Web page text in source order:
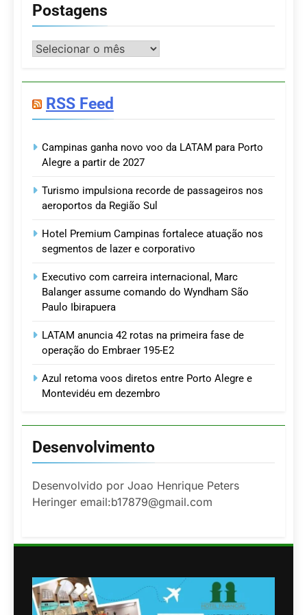
Postagens
Postagens
RSS Feed
Campinas ganha novo voo da LATAM para Porto
Alegre a partir de 2027
Turismo impulsiona recorde de passageiros nos
aeroportos da Região Sul
Hotel Premium Campinas fortalece atuação nos
segmentos de lazer e corporativo
Executivo com carreira internacional, Marc
Balanger assume comando do Wyndham São
Paulo Ibirapuera
LATAM anuncia 42 rotas na primeira fase de
operação do Embraer 195-E2
Azul retoma voos diretos entre Porto Alegre e
Montevidéu em dezembro
Desenvolvimento
Desenvolvido por Joao Henrique Peters
Heringer email:b17879@gmail.com